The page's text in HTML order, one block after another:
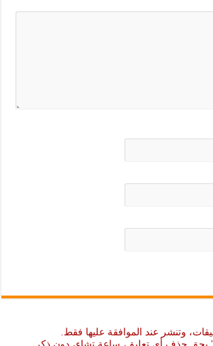
وتنشر عند الموافقة عليها فقط.